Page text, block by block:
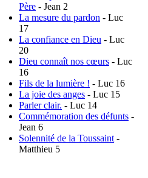
Père - Jean 2
La mesure du pardon - Luc
17
La confiance en Dieu - Luc
20
Dieu connaît nos cœurs - Luc
16
Fils de la lumière ! - Luc 16
La joie des anges - Luc 15
Parler clair. - Luc 14
Commémoration des défunts -
Jean 6
Solennité de la Toussaint -
Matthieu 5